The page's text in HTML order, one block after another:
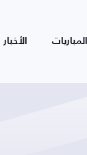
المباريات الأخبار